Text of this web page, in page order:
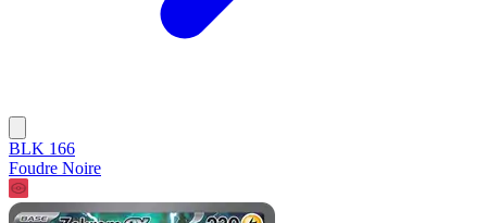
BLK 166
Foudre Noire